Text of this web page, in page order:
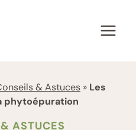
& Astuces » Les
phytoépuration
ASTUCES